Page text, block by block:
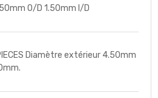
O/D 1.50mm I/D
PIECES Diamètre extérieur 4.50mm